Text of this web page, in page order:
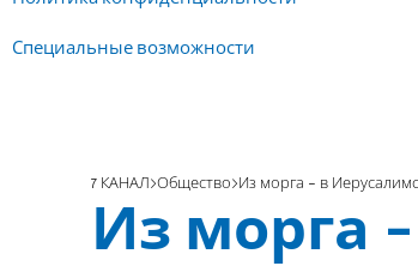
Специальные возможности
7 КАНАЛ Общество Из морга - в
Из морга